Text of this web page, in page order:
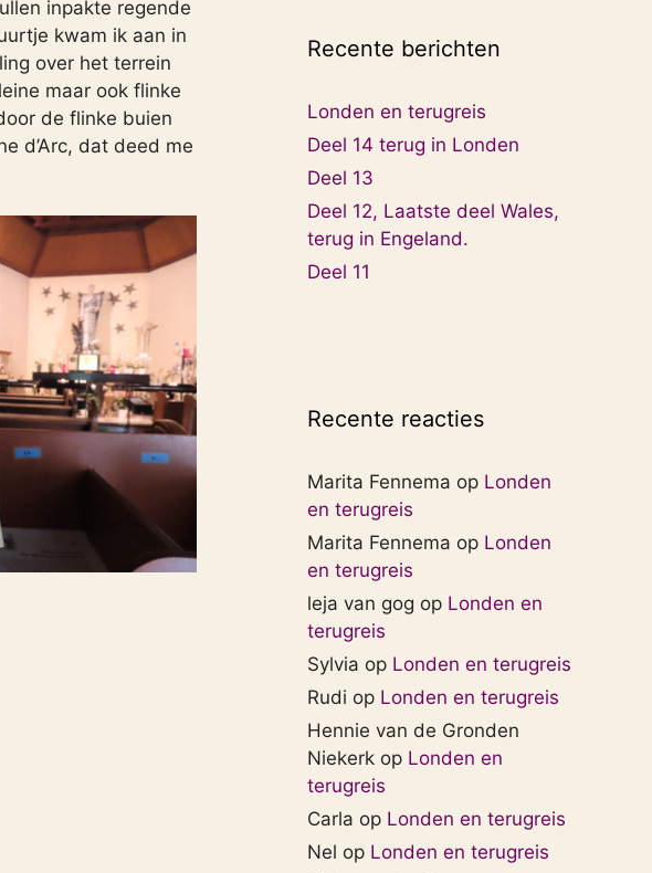
inpakte regende
kwam ik aan in
over het terrein
maar ook flinke
de flinke buien
d’Arc, dat deed me
Recente berichten
Londen en terugreis
Deel 14 terug in Londen
Deel 13
Deel 12, Laatste deel Wales,
terug in Engeland.
Deel 11
Recente reacties
Marita Fennema op Londen
en terugreis
Marita Fennema op Londen
en terugreis
leja van gog op Londen en
terugreis
Sylvia op Londen en terugreis
Rudi op Londen en terugreis
Hennie van de Gronden
Niekerk op Londen en
terugreis
Carla op Londen en terugreis
Nel op Londen en terugreis